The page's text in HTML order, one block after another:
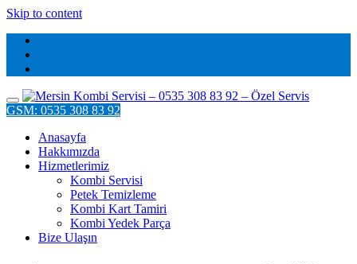
Skip to content
GSM: 0535 308 83 92
Anasayfa
Hakkımızda
Hizmetlerimiz
Kombi Servisi
Petek Temizleme
Kombi Kart Tamiri
Kombi Yedek Parça
Bize Ulaşın